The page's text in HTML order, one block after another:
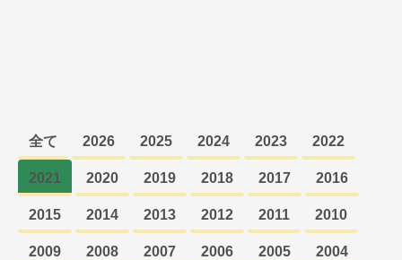
全て 2026 2025 2024 2023 2022
2021 2020 2019 2018 2017 2016
2015 2014 2013 2012 2011 2010
2009 2008 2007 2006 2005 2004